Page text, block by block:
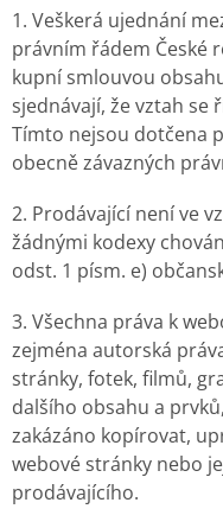
1. Veškerá ujednání
právním řádem České
kupní smlouvou
sjednávají, že vztah se
Tímto nejsou dotčena
obecně závazných
2. Prodávající není ve
žádnými kodexy
odst. 1 písm. e)
3. Všechna práva k
zejména autorská
stránky, fotek, filmů,
dalšího obsahu a
zakázáno kopírovat,
webové stránky nebo
prodávajícího.